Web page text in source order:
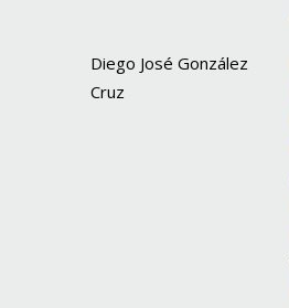
Diego José González
Cruz